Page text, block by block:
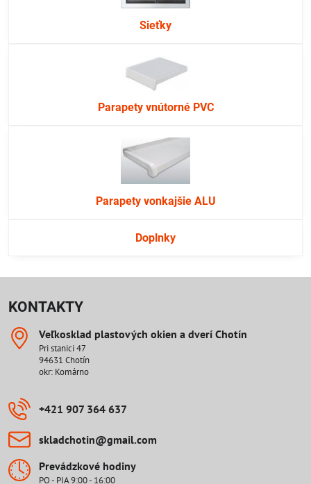
Sieťky
Parapety vnútorné PVC
Parapety vonkajšie ALU
Doplnky
KONTAKTY
Veľkosklad plastových okien a dverí Chotín
Pri stanici 47
94631 Chotín
okr: Komárno
+421 907 364 637
skladchotin​@gmail​.com
Prevádzkové hodiny
PO - PIA 9:00 - 16:00